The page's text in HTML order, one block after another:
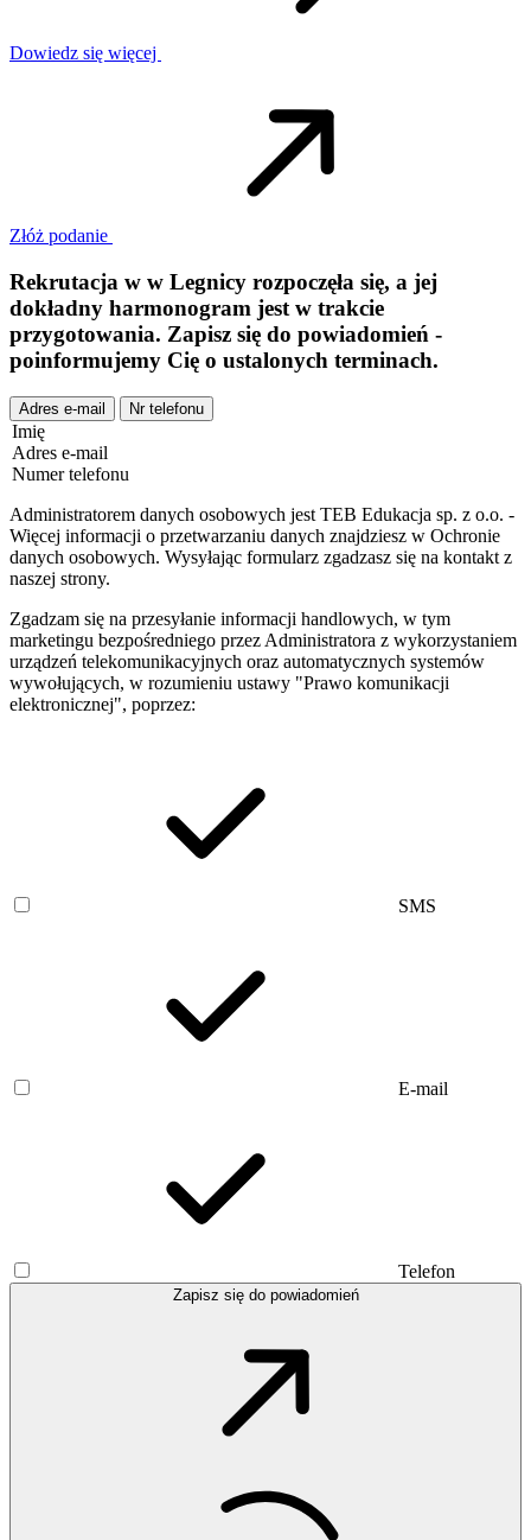
Dowiedz się więcej
Złóż podanie
Rekrutacja w w Legnicy rozpoczęła się, a jej
dokładny harmonogram jest w trakcie
przygotowania. Zapisz się do powiadomień -
poinformujemy Cię o ustalonych terminach.
Adres e-mail Nr telefonu
Imię
Adres e-mail
Numer telefonu
Administratorem danych osobowych jest TEB Edukacja sp. z o.o. -
Więcej informacji o przetwarzaniu danych znajdziesz w Ochronie
danych osobowych. Wysyłając formularz zgadzasz się na kontakt z
naszej strony.
Zgadzam się na przesyłanie informacji handlowych, w tym
marketingu bezpośredniego przez Administratora z wykorzystaniem
urządzeń telekomunikacyjnych oraz automatycznych systemów
wywołujących, w rozumieniu ustawy "Prawo komunikacji
elektronicznej", poprzez:
SMS
E-mail
Telefon
Zapisz się do powiadomień